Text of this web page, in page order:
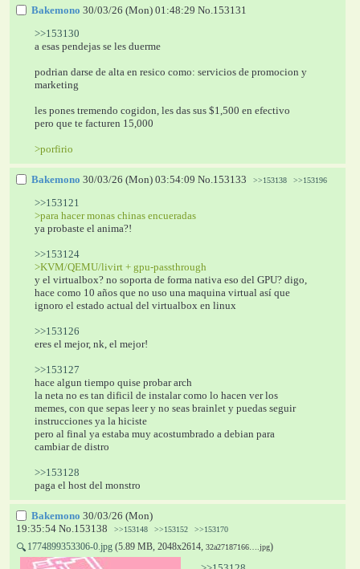
Bakemono 30/03/26 (Mon) 01:48:29 No. 153131
>>153130
a esas pendejas se les duerme
podrian darse de alta en resico como: servicios de promocion y
marketing
les pones tremendo cogidon, les das sus $1,500 en efectivo
pero que te facturen 15,000
>porfirio
Bakemono 30/03/26 (Mon) 03:54:09 No. 153133 >>153138 >>153196
>>153121
>para hacer monas chinas encueradas
ya probaste el anima?!
>>153124
>KVM/QEMU/livirt + gpu-passthrough
y el virtualbox? no soporta de forma nativa eso del GPU? digo,
hace como 10 años que no uso una maquina virtual así que
ignoro el estado actual del virtualbox en linux
>>153126
eres el mejor, nk, el mejor!
>>153127
hace algun tiempo quise probar arch
la neta no es tan dificil de instalar como lo hacen ver los
memes, con que sepas leer y no seas brainlet y puedas seguir
instrucciones ya la hiciste
pero al final ya estaba muy acostumbrado a debian para
cambiar de distro
>>153128
paga el host del monstro
Bakemono 30/03/26 (Mon)
19:35:54 No. 153138 >>153148 >>153152 >>153170
🔍 1774899353306-0.jpg (5.89 MB, 2048x2614, 32a27187166….jpg)